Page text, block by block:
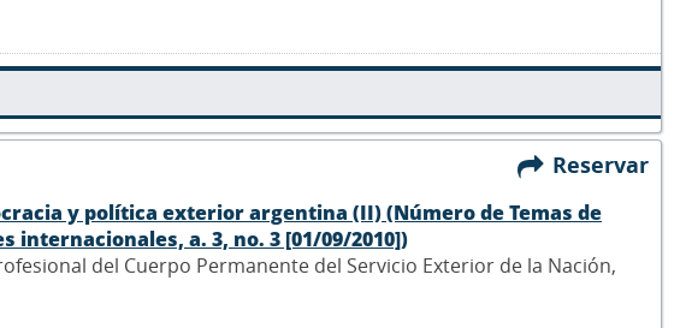
Reservar
y política exterior argentina (II) (Número de Temas de
a. 3, no. 3 [01/09/2010])
del Cuerpo Permanente del Servicio Exterior de la Nación,